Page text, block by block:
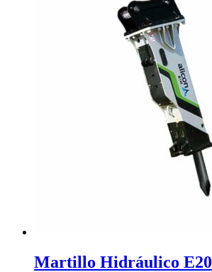
Martillo Hidráulico E20